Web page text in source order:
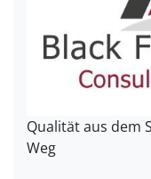
Qualität aus dem
Weg